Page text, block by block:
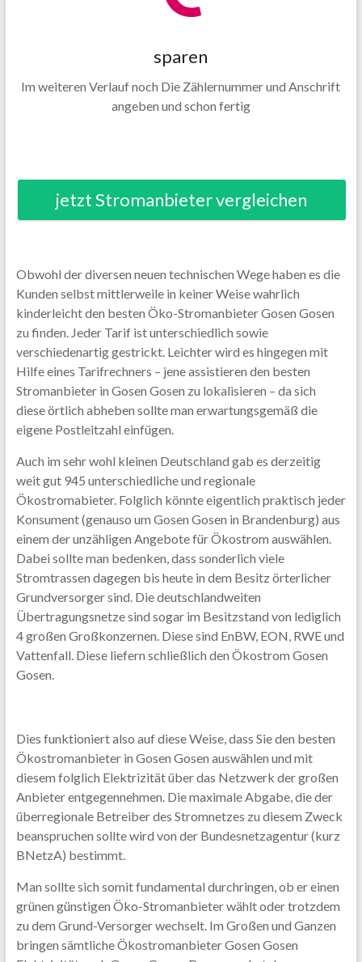
sparen
Im weiteren Verlauf noch Die Zählernummer und Anschrift
angeben und schon fertig
jetzt Stromanbieter vergleichen
Obwohl der diversen neuen technischen Wege haben es die
Kunden selbst mittlerweile in keiner Weise wahrlich
kinderleicht den besten Öko-Stromanbieter Gosen Gosen
zu finden. Jeder Tarif ist unterschiedlich sowie
verschiedenartig gestrickt. Leichter wird es hingegen mit
Hilfe eines Tarifrechners – jene assistieren den besten
Stromanbieter in Gosen Gosen zu lokalisieren – da sich
diese örtlich abheben sollte man erwartungsgemäß die
eigene Postleitzahl einfügen.
Auch im sehr wohl kleinen Deutschland gab es derzeitig
weit gut 945 unterschiedliche und regionale
Ökostromabieter. Folglich könnte eigentlich praktisch jeder
Konsument (genauso um Gosen Gosen in Brandenburg) aus
einem der unzähligen Angebote für Ökostrom auswählen.
Dabei sollte man bedenken, dass sonderlich viele
Stromtrassen dagegen bis heute in dem Besitz örterlicher
Grundversorger sind. Die deutschlandweiten
Übertragungsnetze sind sogar im Besitzstand von lediglich
4 großen Großkonzernen. Diese sind EnBW, EON, RWE und
Vattenfall. Diese liefern schließlich den Ökostrom Gosen
Gosen.
Dies funktioniert also auf diese Weise, dass Sie den besten
Ökostromanbieter in Gosen Gosen auswählen und mit
diesem folglich Elektrizität über das Netzwerk der großen
Anbieter entgegennehmen. Die maximale Abgabe, die der
überregionale Betreiber des Stromnetzes zu diesem Zweck
beanspruchen sollte wird von der Bundesnetzagentur (kurz
BNetzA) bestimmt.
Man sollte sich somit fundamental durchringen, ob er einen
grünen günstigen Öko-Stromanbieter wählt oder trotzdem
zu dem Grund-Versorger wechselt. Im Großen und Ganzen
bringen sämtliche Ökostromanbieter Gosen Gosen